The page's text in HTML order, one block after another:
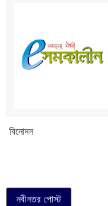
‌ বিনোদন
নবীনতর পোস্ট